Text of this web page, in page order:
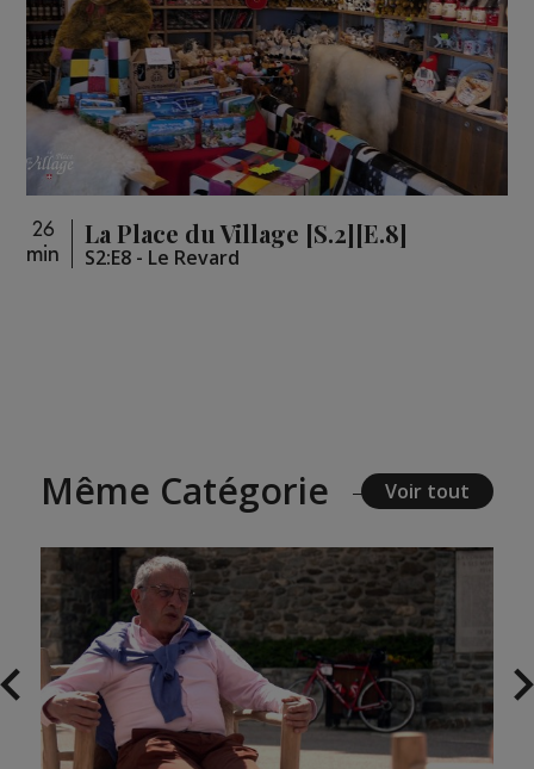
26
min
La Place du Village [S.2][E.8]
S2:E8 - Le Revard
Même Catégorie Voir tout